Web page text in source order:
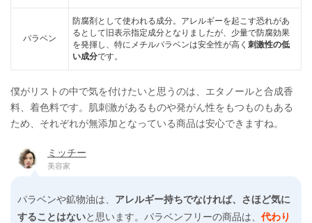
パラベン
防腐剤として使われる成分。アレルギーを起こす恐れがあ
るとして旧表示指定成分となりましたが、少量で防腐効果
を発揮し、特にメチルパラベンは安全性が高く 刺激性の低
い成分です。
僕がリストの中で気を付けたいと思うのは、エタノールと合成香
料、着色料です。肌刺激があるものや発がん性をもつものもある
ため、それぞれが無添加となっている商品は安心できますね。
ミッチー
美容家
パラベンや鉱物油は、 アレルギー持ちでなければ、さほど気に
することはないと思います。パラベンフリーの商品は、 代わり